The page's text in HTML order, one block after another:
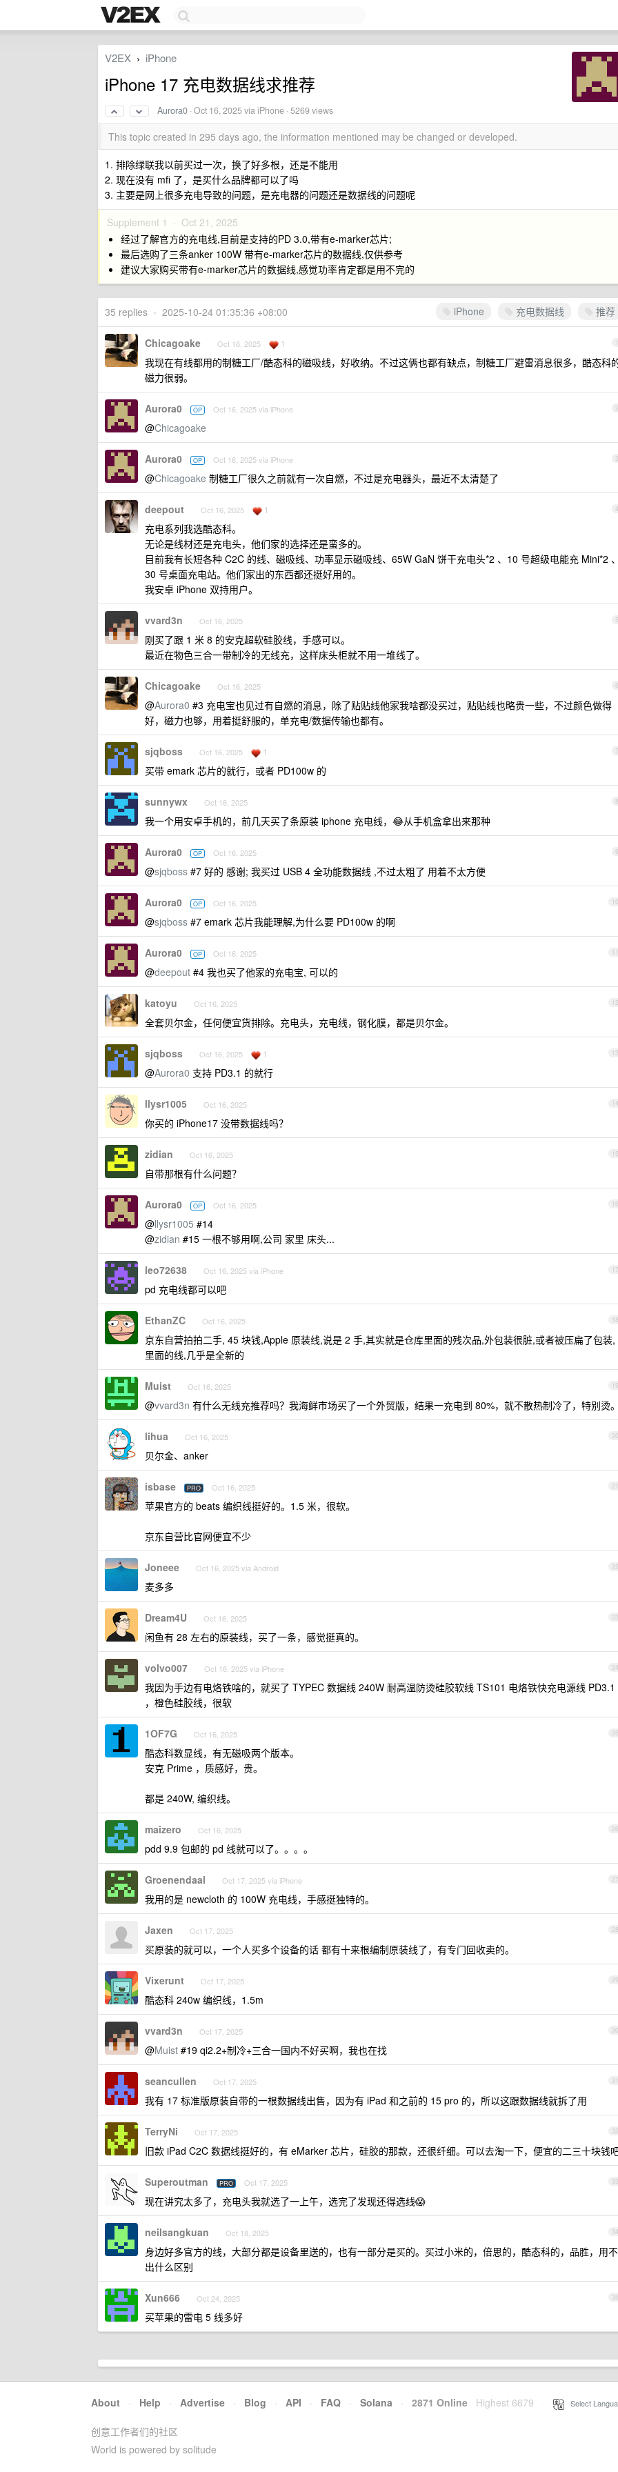
V2EX › iPhone
iPhone 17 充电数据线求推荐
Aurora0 ·Oct 16, 2025via iPhone · 5269 views
This topic created in 295 days ago, the information mentioned may be changed or developed.
1. 排除绿联我以前买过一次，换了好多根，还是不能用
2. 现在没有 mfi 了，是买什么品牌都可以了吗
3. 主要是网上很多充电导致的问题，是充电器的问题还是数据线的问题呢
Supplement 1 · Oct 21, 2025
经过了解官方的充电线,目前是支持的PD 3.0,带有e-marker芯片;
最后选购了三条anker 100W 带有e-marker芯片的数据线,仅供参考
建议大家购买带有e-marker芯片的数据线,感觉功率肯定都是用不完的
iPhone 充电数据线 推荐
35 replies • 2025-10-24 01:35:36 +08:00
1
Chicagoake Oct 16, 2025 1
我现在有线都用的制糖工厂/酷态科的磁吸线，好收纳。不过这俩也都有缺点，制糖工厂避雷消息很多，酷态科
磁力很弱。
2
Aurora0 OP Oct 16, 2025 via iPhone
@Chicagoake
3
Aurora0 OP Oct 16, 2025 via iPhone
@Chicagoake 制糖工厂很久之前就有一次自燃，不过是充电器头，最近不太清楚了
4
deepout Oct 16, 2025 1
充电系列我选酷态科。
无论是线材还是充电头，他们家的选择还是蛮多的。
目前我有长短各种 C2C 的线、磁吸线、功率显示磁吸线、65W GaN 饼干充电头*2 、10 号超级电能充 Mini*2 、
30 号桌面充电站。他们家出的东西都还挺好用的。
我安卓 iPhone 双持用户。
5
vvard3n Oct 16, 2025
刚买了跟 1 米 8 的安克超软硅胶线，手感可以。
最近在物色三合一带制冷的无线充，这样床头柜就不用一堆线了。
6
Chicagoake Oct 16, 2025
@Aurora0 #3 充电宝也见过有自燃的消息，除了贴贴线他家我啥都没买过，贴贴线也略贵一些，不过颜色做得
好，磁力也够，用着挺舒服的，单充电/数据传输也都有。
7
sjqboss Oct 16, 2025 1
买带 emark 芯片的就行，或者 PD100w 的
8
sunnywx Oct 16, 2025
我一个用安卓手机的，前几天买了条原装 iphone 充电线，😂从手机盒拿出来那种
9
Aurora0 OP Oct 16, 2025
@sjqboss #7 好的 感谢; 我买过 USB 4 全功能数据线 ,不过太粗了 用着不太方便
10
Aurora0 OP Oct 16, 2025
@sjqboss #7 emark 芯片我能理解,为什么要 PD100w 的啊
11
Aurora0 OP Oct 16, 2025
@deepout #4 我也买了他家的充电宝, 可以的
12
katoyu Oct 16, 2025
全套贝尔金，任何便宜货排除。充电头，充电线，钢化膜，都是贝尔金。
13
sjqboss Oct 16, 2025 1
@Aurora0 支持 PD3.1 的就行
14
llysr1005 Oct 16, 2025
你买的 iPhone17 没带数据线吗？
15
zidian Oct 16, 2025
自带那根有什么问题？
16
Aurora0 OP Oct 16, 2025
@llysr1005 #14
@zidian #15 一根不够用啊,公司 家里 床头...
17
leo72638 Oct 16, 2025 via iPhone
pd 充电线都可以吧
18
EthanZC Oct 16, 2025
京东自营拍拍二手, 45 块钱,Apple 原装线,说是 2 手,其实就是仓库里面的残次品,外包装很脏,或者被压扁了包装,
里面的线,几乎是全新的
19
Muist Oct 16, 2025
@vvard3n 有什么无线充推荐吗？我海鲜市场买了一个外贸版，结果一充电到 80%，就不散热制冷了，特别烫。
20
lihua Oct 16, 2025
贝尔金、anker
21
isbase PRO Oct 16, 2025
苹果官方的 beats 编织线挺好的。1.5 米，很软。
京东自营比官网便宜不少
22
Joneee Oct 16, 2025 via Android
麦多多
23
Dream4U Oct 16, 2025
闲鱼有 28 左右的原装线，买了一条，感觉挺真的。
24
volvo007 Oct 16, 2025 via iPhone
我因为手边有电烙铁啥的，就买了 TYPEC 数据线 240W 耐高温防烫硅胶软线 TS101 电烙铁快充电源线 PD3.1
，橙色硅胶线，很软
25
1OF7G Oct 16, 2025
酷态科数显线，有无磁吸两个版本。
安克 Prime ，质感好，贵。
都是 240W, 编织线。
26
maizero Oct 16, 2025
pdd 9.9 包邮的 pd 线就可以了。。。。
27
Groenendaal Oct 17, 2025 via iPhone
我用的是 newcloth 的 100W 充电线，手感挺独特的。
28
Jaxen Oct 17, 2025
买原装的就可以，一个人买多个设备的话 都有十来根编制原装线了，有专门回收卖的。
29
Vixerunt Oct 17, 2025
酷态科 240w 编织线，1.5m
30
vvard3n Oct 17, 2025
@Muist #19 qi2.2+制冷+三合一国内不好买啊，我也在找
31
seancullen Oct 17, 2025
我有 17 标准版原装自带的一根数据线出售，因为有 iPad 和之前的 15 pro 的，所以这跟数据线就拆了用
32
TerryNi Oct 17, 2025
旧款 iPad C2C 数据线挺好的，有 eMarker 芯片，硅胶的那款，还很纤细。可以去淘一下，便宜的二三十块钱
33
Superoutman PRO Oct 17, 2025
现在讲究太多了，充电头我就选了一上午，选完了发现还得选线😱
34
neilsangkuan Oct 18, 2025
身边好多官方的线，大部分都是设备里送的，也有一部分是买的。买过小米的，倍思的，酷态科的，品胜，用不
出什么区别
35
Xun666 Oct 24, 2025
买苹果的雷电 5 线多好
About · Help · Advertise · Blog · API · FAQ · Solana · 2871 Online Highest 6679 Select
创意工作者们的社区
World is powered by solitude